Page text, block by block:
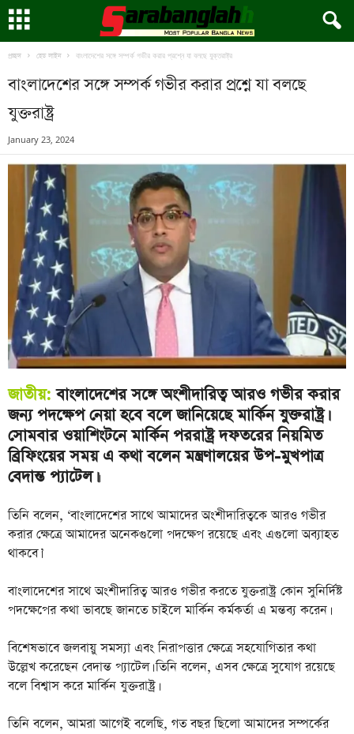
প্রচ্ছদ হেড লাইন বাংলাদেশের সঙ্গে সম্পর্ক গভীর করার প্রশ্নে যা বলছে যুক্তরাষ্ট্র
বাংলাদেশের সঙ্গে সম্পর্ক গভীর করার প্রশ্নে যা বলছে
যুক্তরাষ্ট্র
January 23, 2024
জাতীয়: বাংলাদেশের সঙ্গে অংশীদারিত্ব আরও গভীর করার
জন্য পদক্ষেপ নেয়া হবে বলে জানিয়েছে মার্কিন যুক্তরাষ্ট্র।
সোমবার ওয়াশিংটনে মার্কিন পররাষ্ট্র দফতরের নিয়মিত
ব্রিফিংয়ের সময় এ কথা বলেন মন্ত্রণালয়ের উপ-মুখপাত্র
বেদান্ত প্যাটেল।।
তিনি বলেন, ‘বাংলাদেশের সাথে আমাদের অংশীদারিত্বকে আরও গভীর
করার ক্ষেত্রে আমাদের অনেকগুলো পদক্ষেপ রয়েছে এবং এগুলো অব্যাহত
থাকবে।’
বাংলাদেশের সাথে অংশীদারিত্ব আরও গভীর করতে যুক্তরাষ্ট্র কোন সুনির্দিষ্ট
পদক্ষেপের কথা ভাবছে জানতে চাইলে মার্কিন কর্মকর্তা এ মন্তব্য করেন।
বিশেষভাবে জলবায়ু সমস্যা এবং নিরাপত্তার ক্ষেত্রে সহযোগিতার কথা
উল্লেখ করেছেন বেদান্ত প্যাটেল। তিনি বলেন, এসব ক্ষেত্রে সুযোগ রয়েছে
বলে বিশ্বাস করে মার্কিন যুক্তরাষ্ট্র।
তিনি বলেন, আমরা আগেই বলেছি, গত বছর ছিলো আমাদের সম্পর্কের